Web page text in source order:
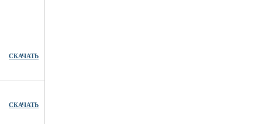
СКАЧАТЬ
СКАЧАТЬ